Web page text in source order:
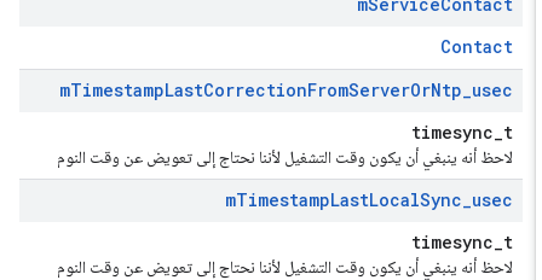
Contact
mTimestampLastCorrectionFromServerOrNtp_usec
timesync_t
لاحظ أنه ينبغي أن يكون وقت التشغيل لأننا نحتاج إلى تعويض عن وقت النوم
mTimestampLastLocalSync_usec
timesync_t
لاحظ أنه ينبغي أن يكون وقت التشغيل لأننا نحتاج إلى تعويض عن وقت النوم